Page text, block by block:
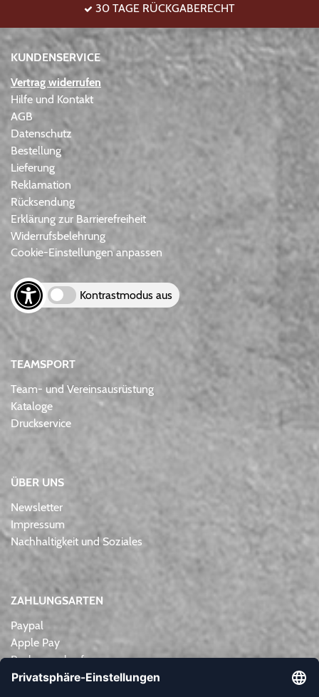
30 TAGE RÜCKGABERECHT
KUNDENSERVICE
Vertrag widerrufen
Hilfe und Kontakt
AGB
Datenschutz
Bestellung
Lieferung
Reklamation
Rücksendung
Erklärung zur Barrierefreiheit
Widerrufsbelehrung
Cookie-Einstellungen anpassen
Kontrastmodus aus
TEAMSPORT
Team- und Vereinsausrüstung
Kataloge
Druckservice
ÜBER UNS
Newsletter
Impressum
Nachhaltigkeit und Soziales
ZAHLUNGSARTEN
Paypal
Apple Pay
Rechnungskauf
Lastschrift